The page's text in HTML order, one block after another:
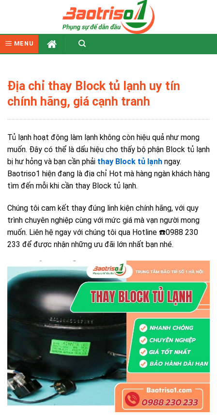
MENU
Địa chỉ thay Block tủ lạnh uy tín
chính hãng, giá cạnh tranh
Tủ lạnh hoạt động làm lạnh không còn hiệu quả như mong
muốn. Đây có thể là dấu hiệu cho thấy bộ phận Block tủ lạnh
bị hư hỏng và bạn cần phải thay Block tủ lạnh ngay.
Baotriso1 hiện đang là địa chỉ Hot mà hàng ngàn khách hàng
tìm đến mỗi khi cần thay Block tủ lạnh.
Chúng tôi cam kết thay đúng linh kiện chính hãng, với quy
trình chuyên nghiệp cùng với mức giá mà vạn người mong
muốn. Liên hệ ngay với chúng tôi qua Hotline ☎️0988 230
233 để được nhận những ưu đãi lớn nhất bạn nhé.